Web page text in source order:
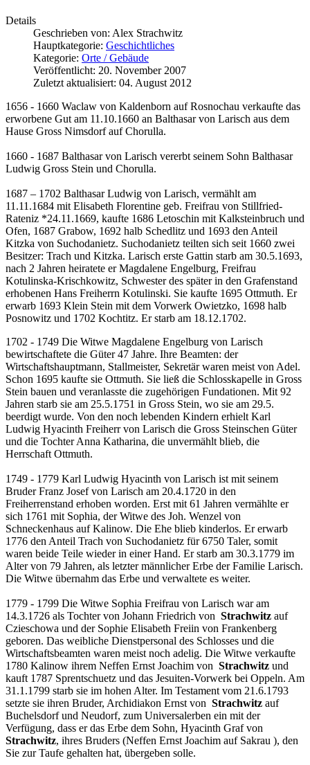
Details
Geschrieben von: Alex Strachwitz
Hauptkategorie: Geschichtliches
Kategorie: Orte / Gebäude
Veröffentlicht: 20. November 2007
Zuletzt aktualisiert: 04. August 2012
1656 - 1660 Waclaw von Kaldenborn auf Rosnochau verkaufte das
erworbene Gut am 11.10.1660 an Balthasar von Larisch aus dem
Hause Gross Nimsdorf auf Chorulla.
1660 - 1687 Balthasar von Larisch vererbt seinem Sohn Balthasar
Ludwig Gross Stein und Chorulla.
1687 – 1702 Balthasar Ludwig von Larisch, vermählt am
11.11.1684 mit Elisabeth Florentine geb. Freifrau von Stillfried-
Rateniz *24.11.1669, kaufte 1686 Letoschin mit Kalksteinbruch und
Ofen, 1687 Grabow, 1692 halb Schedlitz und 1693 den Anteil
Kitzka von Suchodanietz. Suchodanietz teilten sich seit 1660 zwei
Besitzer: Trach und Kitzka. Larisch erste Gattin starb am 30.5.1693,
nach 2 Jahren heiratete er Magdalene Engelburg, Freifrau
Kotulinska-Krischkowitz, Schwester des später in den Grafenstand
erhobenen Hans Freiherrn Kotulinski. Sie kaufte 1695 Ottmuth. Er
erwarb 1693 Klein Stein mit dem Vorwerk Owietzko, 1698 halb
Posnowitz und 1702 Kochtitz. Er starb am 18.12.1702.
1702 - 1749 Die Witwe Magdalene Engelburg von Larisch
bewirtschaftete die Güter 47 Jahre. Ihre Beamten: der
Wirtschaftshauptmann, Stallmeister, Sekretär waren meist von Adel.
Schon 1695 kaufte sie Ottmuth. Sie ließ die Schlosskapelle in Gross
Stein bauen und veranlasste die zugehörigen Fundationen. Mit 92
Jahren starb sie am 25.5.1751 in Gross Stein, wo sie am 29.5.
beerdigt wurde. Von den noch lebenden Kindern erhielt Karl
Ludwig Hyacinth Freiherr von Larisch die Gross Steinschen Güter
und die Tochter Anna Katharina, die unvermählt blieb, die
Herrschaft Ottmuth.
1749 - 1779 Karl Ludwig Hyacinth von Larisch ist mit seinem
Bruder Franz Josef von Larisch am 20.4.1720 in den
Freiherrenstand erhoben worden. Erst mit 61 Jahren vermählte er
sich 1761 mit Sophia, der Witwe des Joh. Wenzel von
Schneckenhaus auf Kalinow. Die Ehe blieb kinderlos. Er erwarb
1776 den Anteil Trach von Suchodanietz für 6750 Taler, somit
waren beide Teile wieder in einer Hand. Er starb am 30.3.1779 im
Alter von 79 Jahren, als letzter männlicher Erbe der Familie Larisch.
Die Witwe übernahm das Erbe und verwaltete es weiter.
1779 - 1799 Die Witwe Sophia Freifrau von Larisch war am
14.3.1726 als Tochter von Johann Friedrich von Strachwitz auf
Czieschowa und der Sophie Elisabeth Freiin von Frankenberg
geboren. Das weibliche Dienstpersonal des Schlosses und die
Wirtschaftsbeamten waren meist noch adelig. Die Witwe verkaufte
1780 Kalinow ihrem Neffen Ernst Joachim von Strachwitz und
kauft 1787 Sprentschuetz und das Jesuiten-Vorwerk bei Oppeln. Am
31.1.1799 starb sie im hohen Alter. Im Testament vom 21.6.1793
setzte sie ihren Bruder, Archidiakon Ernst von Strachwitz auf
Buchelsdorf und Neudorf, zum Universalerben ein mit der
Verfügung, dass er das Erbe dem Sohn, Hyacinth Graf von
Strachwitz, ihres Bruders (Neffen Ernst Joachim auf Sakrau ), den
Sie zur Taufe gehalten hat, übergeben solle.